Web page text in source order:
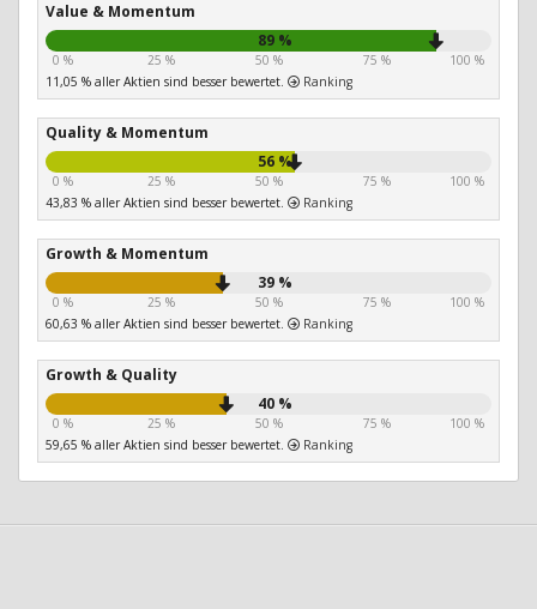
Value & Momentum
89 %
0 % 25 % 50 % 75 %
100 %
11,05 % aller Aktien sind besser bewertet.
Ranking
Quality & Momentum
56 %
0 % 25 % 50 % 75 %
100 %
43,83 % aller Aktien sind besser bewertet.
Ranking
Growth & Momentum
39 %
0 % 25 % 50 % 75 %
100 %
60,63 % aller Aktien sind besser bewertet.
Ranking
Growth & Quality
40 %
0 % 25 % 50 % 75 %
100 %
59,65 % aller Aktien sind besser bewertet.
Ranking